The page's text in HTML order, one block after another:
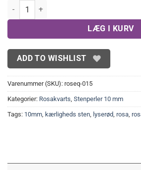
Rosakvarts 10 mm, lyse antal
LÆG I KURV
ADD TO WISHLIST
Varenummer (SKU): roseq-015
Kategorier: Rosakvarts, Stenperler 10 mm
Tags: 10mm, kærligheds sten, lyserød, rosa,